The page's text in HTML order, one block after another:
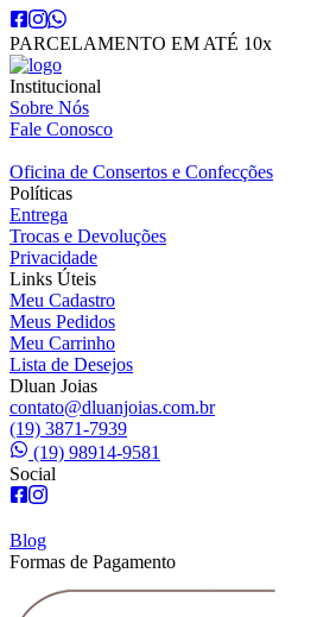
PARCELAMENTO EM ATÉ 10x
Institucional
Sobre Nós
Fale Conosco
Oficina de Consertos e Confecções
Políticas
Entrega
Trocas e Devoluções
Privacidade
Links Úteis
Meu Cadastro
Meus Pedidos
Meu Carrinho
Lista de Desejos
Dluan Joias
contato@dluanjoias.com.br
(19) 3871-7939
(19) 98914-9581
Social
Blog
Formas de Pagamento